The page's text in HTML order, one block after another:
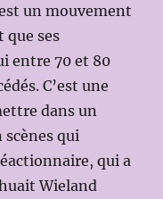
un mouvement
que ses
entre 70 et 80
C’est une
dans un
scènes qui
qui a
Wieland